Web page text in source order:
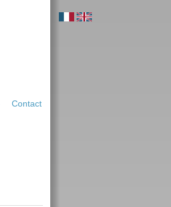
Contact